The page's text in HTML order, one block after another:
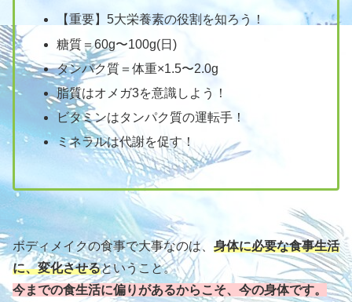
【重要】5大栄養素の役割を知ろう！
糖質＝60g〜100g(日)
タンパク質＝体重×1.5〜2.0g
脂質はオメガ3を意識しよう！
ビタミンはタンパク質の運転手！
ミネラルは代謝を促す！
ボディメイクの食事で大事なのは、 身体に必要な食事生活
に、変化させるということ。
今までの食生活に偏りがあるからこそ、今の身体です。